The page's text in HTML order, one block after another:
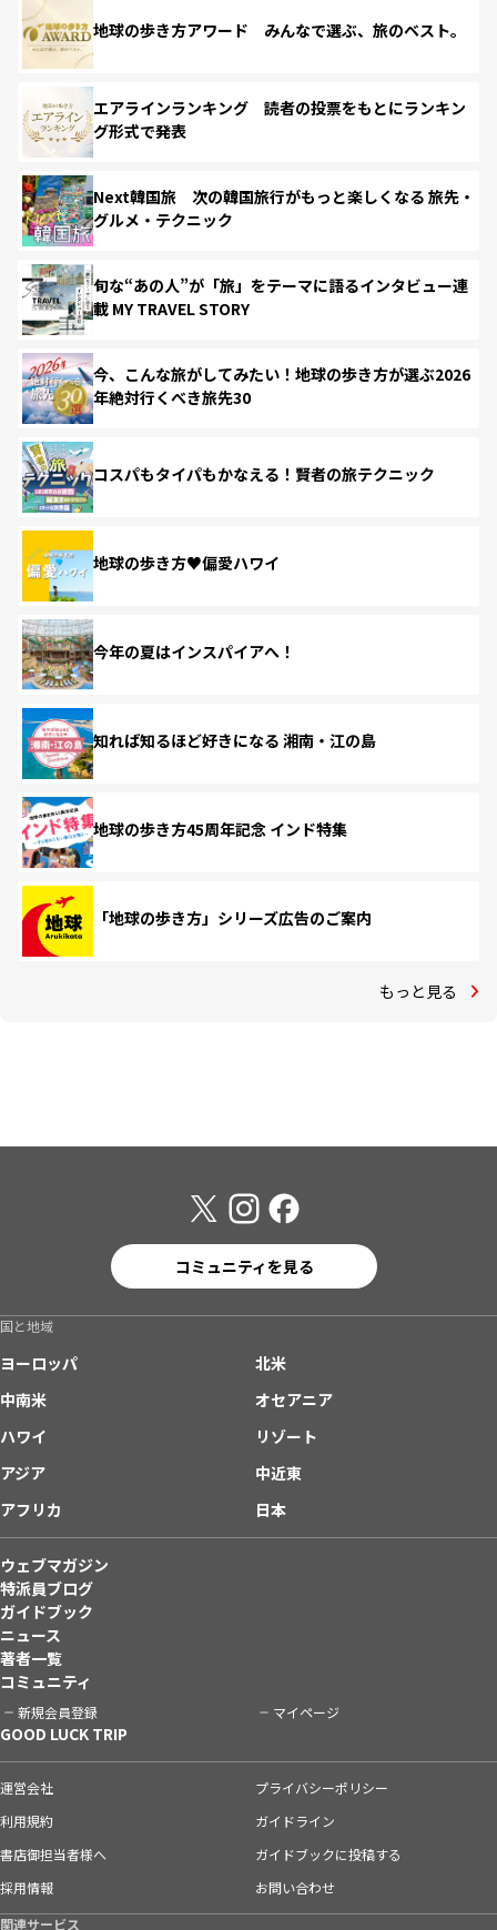
地球の歩き方アワード みんなで選ぶ、旅のベスト。
エアラインランキング 読者の投票をもとにランキン
グ形式で発表
Next韓国旅 次の韓国旅行がもっと楽しくなる 旅先・
グルメ・テクニック
旬な“あの人”が「旅」をテーマに語るインタビュー連
載 MY TRAVEL STORY
今、こんな旅がしてみたい！地球の歩き方が選ぶ2026
年絶対行くべき旅先30
コスパもタイパもかなえる！賢者の旅テクニック
地球の歩き方♥偏愛ハワイ
今年の夏はインスパイアへ！
知れば知るほど好きになる 湘南・江の島
地球の歩き方45周年記念 インド特集
「地球の歩き方」シリーズ広告のご案内
もっと見る
コミュニティを見る
国と地域
ヨーロッパ
北米
中南米
オセアニア
ハワイ
リゾート
アジア
中近東
アフリカ
日本
ウェブマガジン
特派員ブログ
ガイドブック
ニュース
著者一覧
コミュニティ
新規会員登録 マイページ
GOOD LUCK TRIP
運営会社
プライバシーポリシー
利用規約
ガイドライン
書店御担当者様へ
ガイドブックに投稿する
採用情報
お問い合わせ
関連サービス